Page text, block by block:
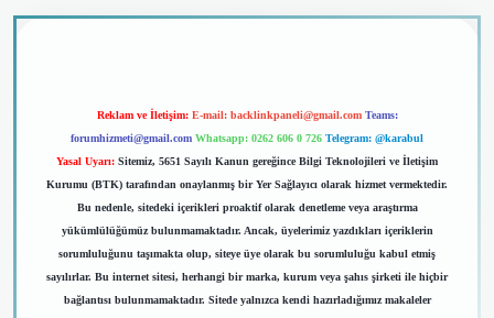
Reklam ve İletişim: E-mail: backlinkpaneli@gmail.com Teams:
forumhizmeti@gmail.com Whatsapp: 0262 606 0 726 Telegram: @karabul
Yasal Uyarı: Sitemiz, 5651 Sayılı Kanun gereğince Bilgi Teknolojileri ve İletişim
Kurumu (BTK) tarafından onaylanmış bir Yer Sağlayıcı olarak hizmet vermektedir.
Bu nedenle, sitedeki içerikleri proaktif olarak denetleme veya araştırma
yükümlülüğümüz bulunmamaktadır. Ancak, üyelerimiz yazdıkları içeriklerin
sorumluluğunu taşımakta olup, siteye üye olarak bu sorumluluğu kabul etmiş
sayılırlar. Bu internet sitesi, herhangi bir marka, kurum veya şahıs şirketi ile hiçbir
bağlantısı bulunmamaktadır. Sitede yalnızca kendi hazırladığımız makaleler